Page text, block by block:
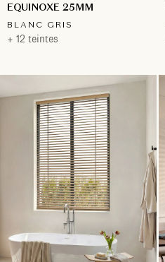
EQUINOXE 25MM
BLANC GRIS
+ 12 teintes